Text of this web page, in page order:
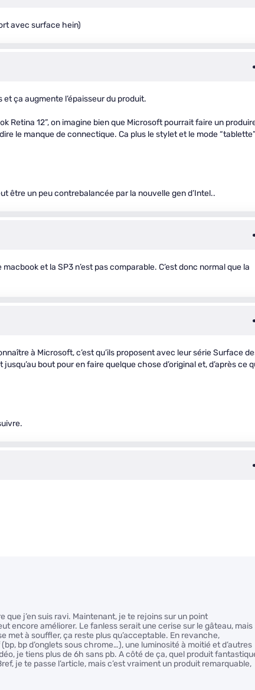
avec surface hein)
ça augmente l’épaisseur du produit.
Retina 12”, on imagine bien que Microsoft pourrait faire un
le manque de connectique. Ca plus le stylet et le mode
être un peu contrebalancée par la nouvelle gen d’Intel..
et la SP3 n’est pas comparable. C’est donc normal que la
à Microsoft, c’est qu’ils proposent avec leur série Surface
bout pour en faire quelque chose d’original et, d’après ce
que j’en suis ravi. Maintenant, je te rejoins sur un point
encore améliorer. Le fanless serait une cerise sur le gâteau, mais
met à souffler, ça reste plus qu’acceptable. En revanche,
bp d’onglets sous chrome…), une luminosité à moitié et d’autres
je tiens plus de 6h sans pb. A côté de ça, quel produit
je te passe l’article, mais c’est vraiment un produit remarquable,